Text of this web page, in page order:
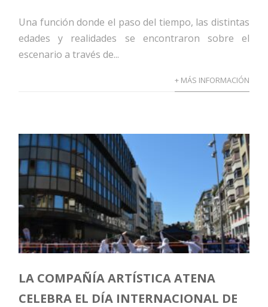
Una función donde el paso del tiempo, las distintas
edades y realidades se encontraron sobre el
escenario a través de...
+ MÁS INFORMACIÓN
LA COMPAÑÍA ARTÍSTICA ATENA
CELEBRA EL DÍA INTERNACIONAL DE